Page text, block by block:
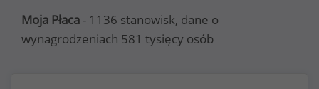
Moja Płaca - 1136 stanowisk, dane o
wynagrodzeniach 581 tysięcy osób